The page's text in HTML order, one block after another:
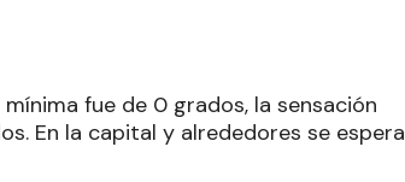
mínima fue de 0 grados, la sensación
En la capital y alrededores se espera